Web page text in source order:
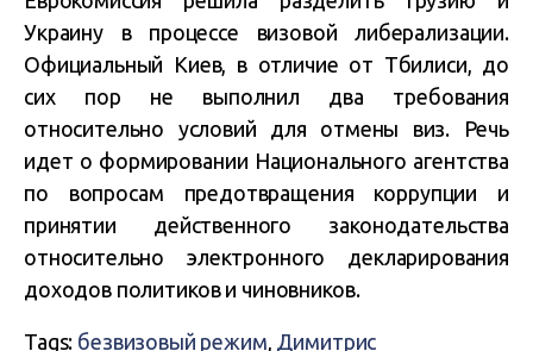
Украину в процессе визовой либерализации.
Официальный Киев, в отличие от Тбилиси, до
сих пор не выполнил два требования
относительно условий для отмены виз. Речь
идет о формировании Национального агентства
по вопросам предотвращения коррупции и
принятии действенного законодательства
относительно электронного декларирования
доходов политиков и чиновников.
Tags: безвизовый режим Димитрис